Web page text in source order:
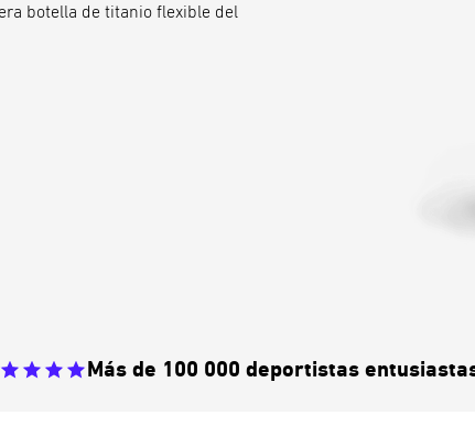
botella de titanio flexible del
Más de 100 000 deportistas